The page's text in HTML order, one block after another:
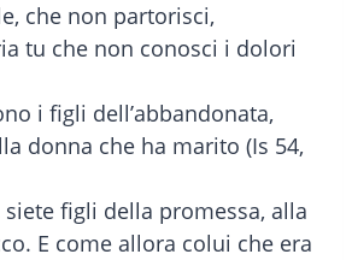
che non partorisci,
tu che non conosci i dolori
i figli dell’abbandonata,
donna che ha marito (Is 54,
figli della promessa, alla
E come allora colui che era